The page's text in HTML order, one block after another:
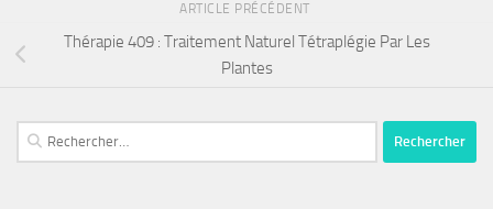
ARTICLE PRÉCÉDENT
Thérapie 409 : Traitement Naturel Tétraplégie Par Les
Plantes
Rechercher :